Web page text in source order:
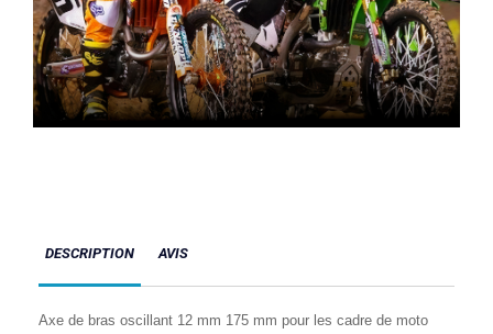
DESCRIPTION AVIS
Axe de bras oscillant 12 mm 175 mm pour les cadre de moto